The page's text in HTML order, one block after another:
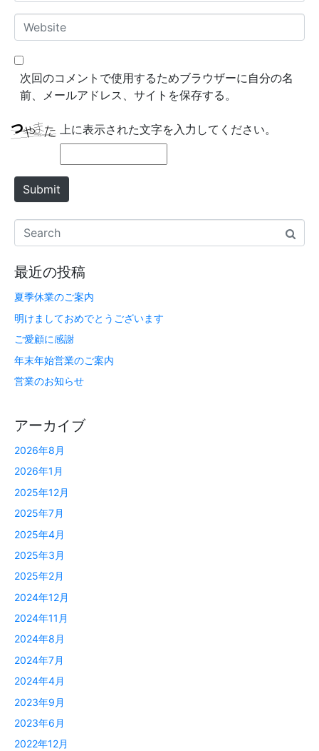
*
a
*
W
e
b
e
次回のコメントで使用するためブラウザーに自分の名
前、メールアドレス、サイトを保存する。
上に表示された文字を入力してください。
Submit
最近の投稿
夏季休業のご案内
明けましておめでとうございます
ご愛顧に感謝
年末年始営業のご案内
営業のお知らせ
アーカイブ
2026年8月
2026年1月
2025年12月
2025年7月
2025年4月
2025年3月
2025年2月
2024年12月
2024年11月
2024年8月
2024年7月
2024年4月
2023年9月
2023年6月
2022年12月